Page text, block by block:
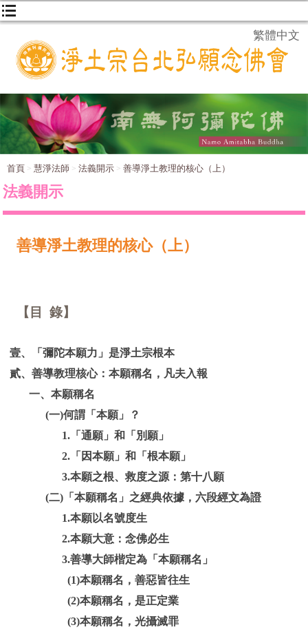
繁體中文
首頁 慧淨法師 法義開示 善導淨土教理的核心（上）
法義開示
善導淨土教理的核心（上）
【目 錄】
壹、「彌陀本願力」是淨土宗根本
貳、善導教理核心：本願稱名，凡夫入報
一、本願稱名
(一)何謂「本願」？
1.「通願」和「別願」
2.「因本願」和「根本願」
3.本願之根、救度之源：第十八願
(二)「本願稱名」之經典依據，六段經文為證
1.本願以名號度生
2.本願大意：念佛必生
3.善導大師楷定為「本願稱名」
(1)本願稱名，善惡皆往生
(2)本願稱名，是正定業
(3)本願稱名，光攝滅罪